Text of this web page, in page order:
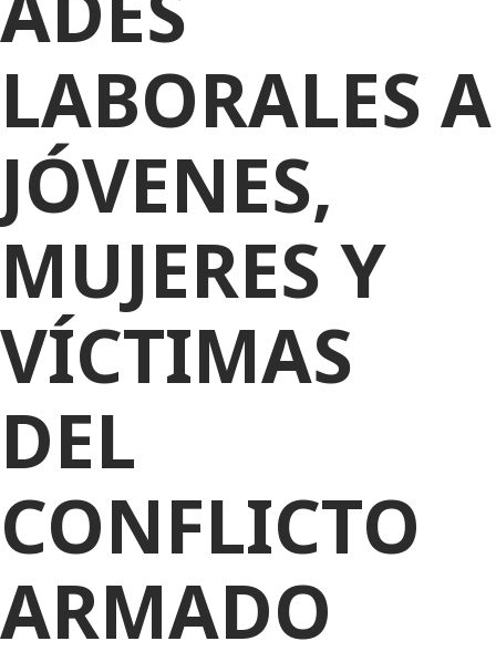
LABORALES A
JÓVENES,
MUJERES Y
VÍCTIMAS
DEL
CONFLICTO
ARMADO